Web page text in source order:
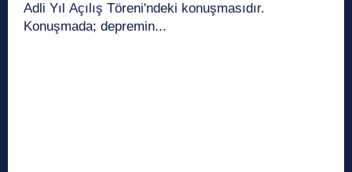
Adli Yıl Açılış Töreni'ndeki konuşmasıdır.
Konuşmada; depremin...